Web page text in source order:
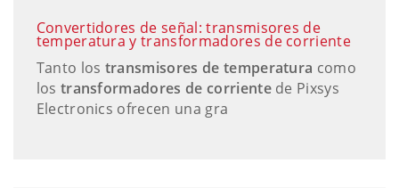
Convertidores de señal: transmisores de
temperatura y transformadores de corriente
Tanto los transmisores de temperatura como
los transformadores de corrientede Pixsys
Electronics ofrecen una gra